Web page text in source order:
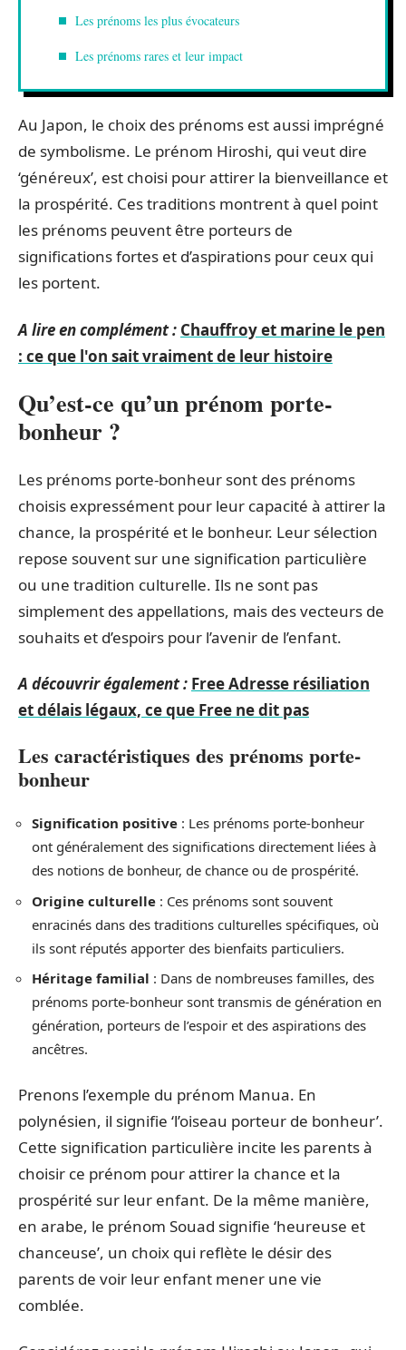
Les prénoms les plus évocateurs
Les prénoms rares et leur impact
Au Japon, le choix des prénoms est aussi imprégné
de symbolisme. Le prénom Hiroshi, qui veut dire
‘généreux’, est choisi pour attirer la bienveillance et
la prospérité. Ces traditions montrent à quel point
les prénoms peuvent être porteurs de
significations fortes et d’aspirations pour ceux qui
les portent.
A lire en complément : Chauffroy et marine le pen
: ce que l'on sait vraiment de leur histoire
Qu’est-ce qu’un prénom porte-
bonheur ?
Les prénoms porte-bonheur sont des prénoms
choisis expressément pour leur capacité à attirer la
chance, la prospérité et le bonheur. Leur sélection
repose souvent sur une signification particulière
ou une tradition culturelle. Ils ne sont pas
simplement des appellations, mais des vecteurs de
souhaits et d’espoirs pour l’avenir de l’enfant.
A découvrir également : Free Adresse résiliation
et délais légaux, ce que Free ne dit pas
Les caractéristiques des prénoms porte-
bonheur
Signification positive : Les prénoms porte-bonheur
ont généralement des significations directement liées à
des notions de bonheur, de chance ou de prospérité.
Origine culturelle : Ces prénoms sont souvent
enracinés dans des traditions culturelles spécifiques, où
ils sont réputés apporter des bienfaits particuliers.
Héritage familial : Dans de nombreuses familles, des
prénoms porte-bonheur sont transmis de génération en
génération, porteurs de l’espoir et des aspirations des
ancêtres.
Prenons l’exemple du prénom Manua. En
polynésien, il signifie ‘l’oiseau porteur de bonheur’.
Cette signification particulière incite les parents à
choisir ce prénom pour attirer la chance et la
prospérité sur leur enfant. De la même manière,
en arabe, le prénom Souad signifie ‘heureuse et
chanceuse’, un choix qui reflète le désir des
parents de voir leur enfant mener une vie
comblée.